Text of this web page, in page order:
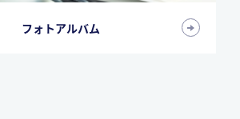
フォトアルバム